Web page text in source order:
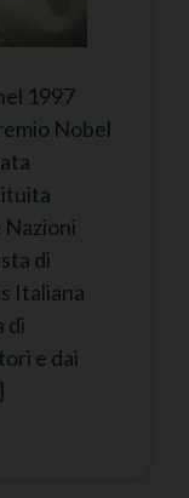
1997
Nobel
Nazioni
di
Italiana
di
e dai